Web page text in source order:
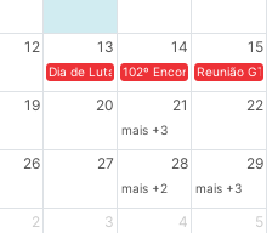
12 13 14 15
Dia de Luta em Defesa de Cuba e da
102º Encontro da
Reunião
19 20 21 22
mais +3
26 27 28 29
mais +2 mais +3
2 3 4 5